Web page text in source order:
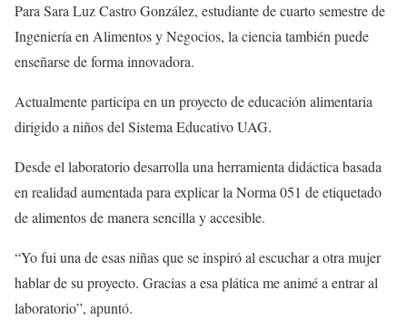
Para Sara Luz Castro González, estudiante de cuarto semestre de
Ingeniería en Alimentos y Negocios, la ciencia también puede
enseñarse de forma innovadora.
Actualmente participa en un proyecto de educación alimentaria
dirigido a niños del Sistema Educativo UAG.
Desde el laboratorio desarrolla una herramienta didáctica basada
en realidad aumentada para explicar la Norma 051 de etiquetado
de alimentos de manera sencilla y accesible.
“Yo fui una de esas niñas que se inspiró al escuchar a otra mujer
hablar de su proyecto. Gracias a esa plática me animé a entrar al
laboratorio”, apuntó.